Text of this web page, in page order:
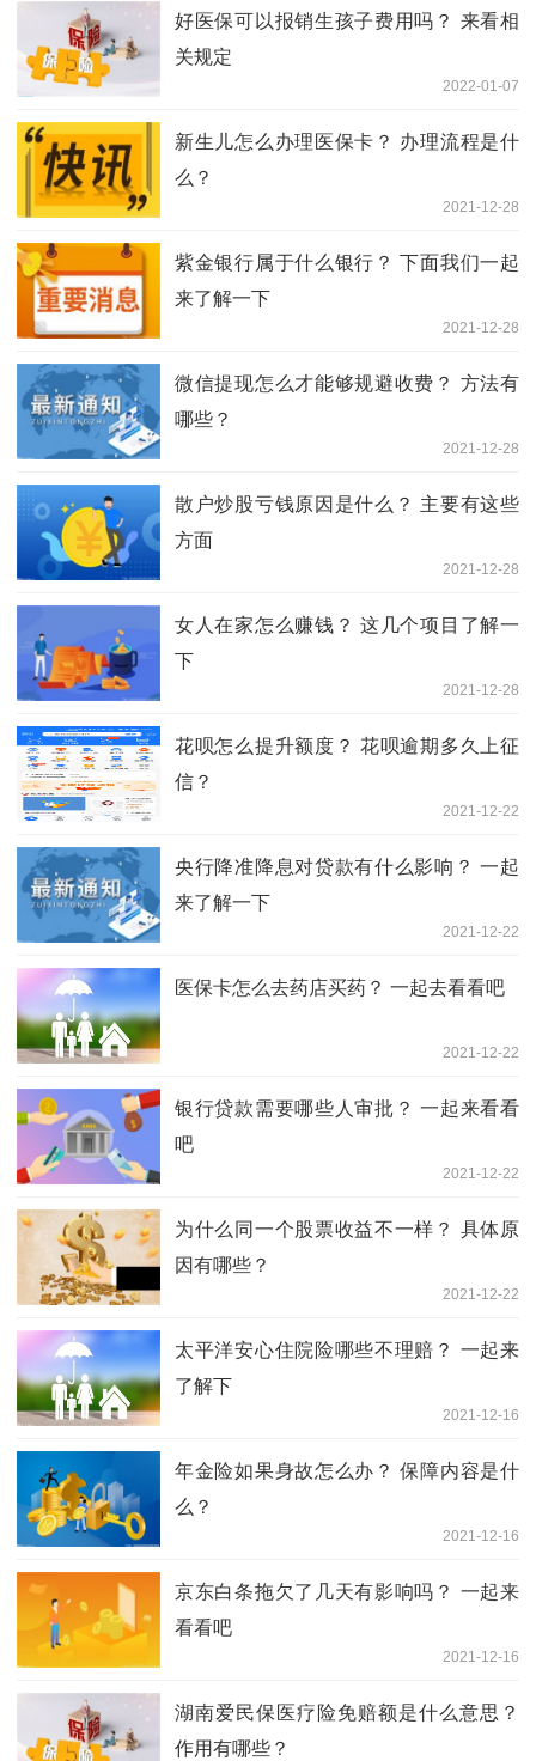
好医保可以报销生孩子费用吗？ 来看相
关规定
2022-01-07
新生儿怎么办理医保卡？ 办理流程是什
么？
2021-12-28
紫金银行属于什么银行？ 下面我们一起
来了解一下
2021-12-28
微信提现怎么才能够规避收费？ 方法有
哪些？
2021-12-28
散户炒股亏钱原因是什么？ 主要有这些
方面
2021-12-28
女人在家怎么赚钱？ 这几个项目了解一
下
2021-12-28
花呗怎么提升额度？ 花呗逾期多久上征
信？
2021-12-22
央行降准降息对贷款有什么影响？ 一起
来了解一下
2021-12-22
医保卡怎么去药店买药？ 一起去看看吧
2021-12-22
银行贷款需要哪些人审批？ 一起来看看
吧
2021-12-22
为什么同一个股票收益不一样？ 具体原
因有哪些？
2021-12-22
太平洋安心住院险哪些不理赔？ 一起来
了解下
2021-12-16
年金险如果身故怎么办？ 保障内容是什
么？
2021-12-16
京东白条拖欠了几天有影响吗？ 一起来
看看吧
2021-12-16
湖南爱民保医疗险免赔额是什么意思？
作用有哪些？